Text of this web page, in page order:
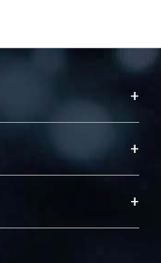
+
久珍藏及向國際
量，圖書館整合
）不同功能平
。期能整合研
+
+